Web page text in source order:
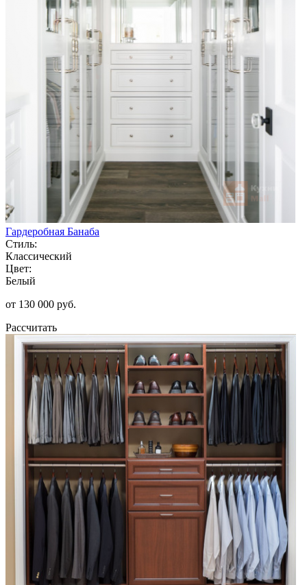
Гардеробная Банаба
Стиль:
Классический
Цвет:
Белый
от 130 000 руб.
Рассчитать